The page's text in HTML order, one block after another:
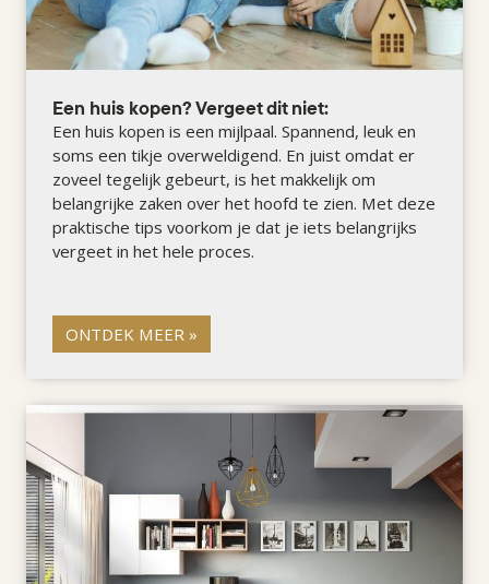
Een huis kopen? Vergeet dit niet:
Een huis kopen is een mijlpaal. Spannend, leuk en
soms een tikje overweldigend. En juist omdat er
zoveel tegelijk gebeurt, is het makkelijk om
belangrijke zaken over het hoofd te zien. Met deze
praktische tips voorkom je dat je iets belangrijks
vergeet in het hele proces.
ONTDEK MEER »